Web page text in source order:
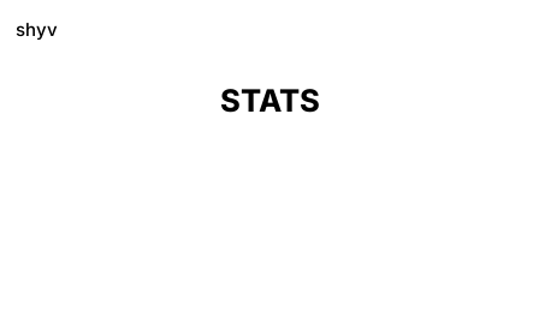
shyv
STATS